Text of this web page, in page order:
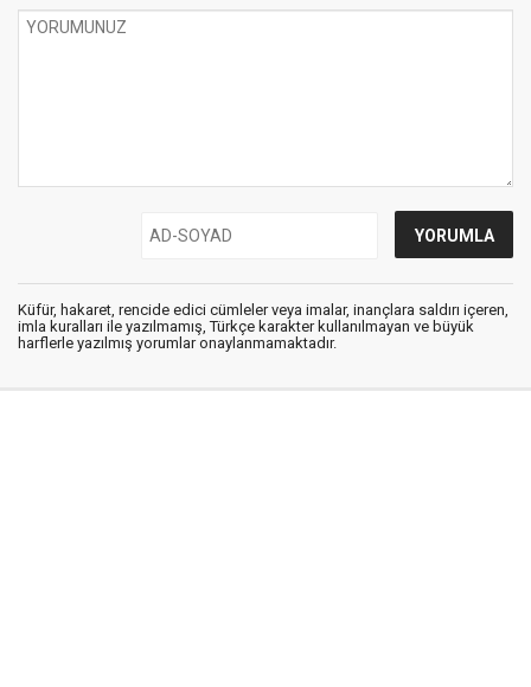
Küfür, hakaret, rencide edici cümleler veya imalar, inançlara saldırı içeren,
imla kuralları ile yazılmamış, Türkçe karakter kullanılmayan ve büyük
harflerle yazılmış yorumlar onaylanmamaktadır.